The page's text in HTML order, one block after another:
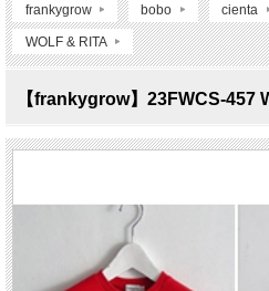
frankygrow bobo cienta
WOLF & RITA
【frankygrow】23FWCS-457